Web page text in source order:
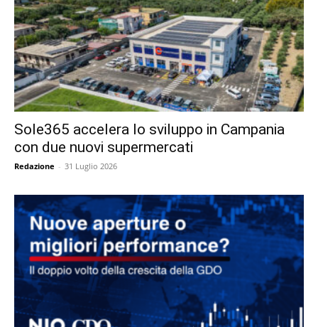
Sole365 accelera lo sviluppo in Campania
con due nuovi supermercati
Redazione - 31 Luglio 2026